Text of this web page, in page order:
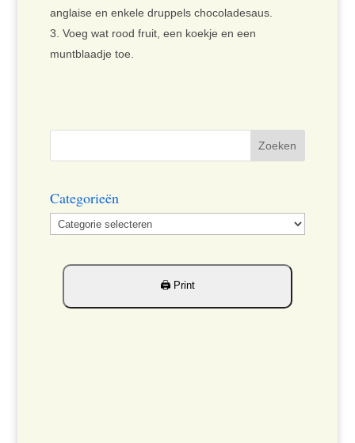
anglaise en enkele druppels chocoladesaus.
Voeg wat rood fruit, een koekje en een
muntblaadje toe.
Categorieën
Categorieën